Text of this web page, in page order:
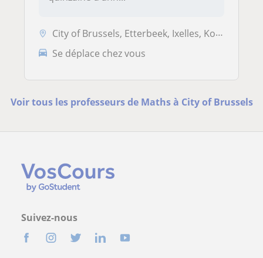
City of Brussels, Etterbeek, Ixelles, Koekelberg, Saint-Josse-ten-Nood...
Se déplace chez vous
Voir tous les professeurs de Maths à City of Brussels
Suivez-nous